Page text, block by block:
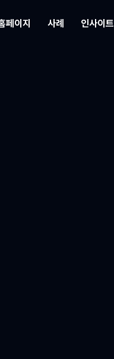
페이지 사례 인사이트